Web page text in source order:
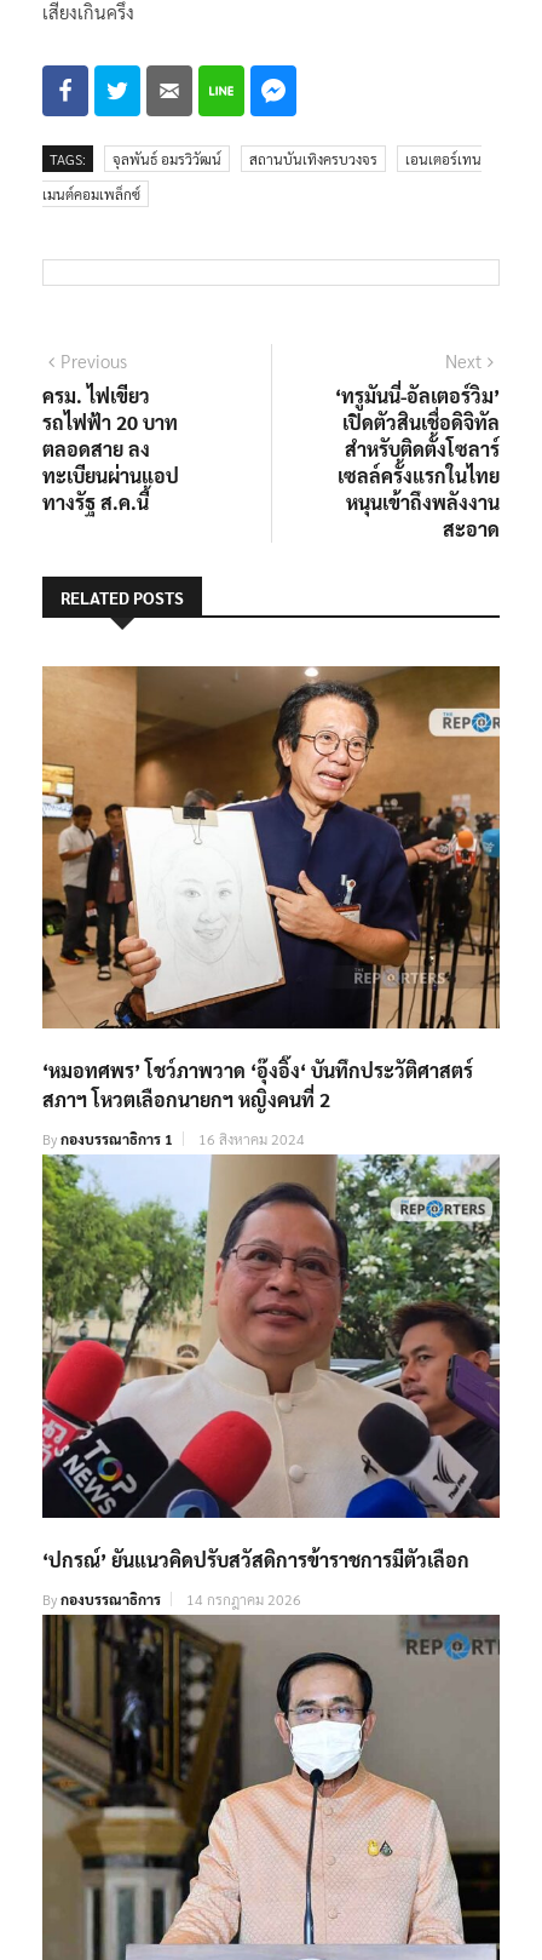
เสียงเกินครึ่ง
TAGS: จุลพันธ์ อมรวิวัฒน์ สถานบันเทิงครบวงจร
เอนเตอร์เทน
เมนต์คอมเพล็กซ์
แนะแนว
เรื่อง
Previous
post:
ครม. ไฟเขียว
รถไฟฟ้า 20 บาท
ตลอดสาย ลง
ทะเบียนผ่านแอป
ทางรัฐ ส.ค.นี้
Next
‘ทรูมันนี่-อัลเตอร์วิม’
เปิดตัวสินเชื่อดิจิทัล
สำหรับติดตั้งโซลาร์
เซลล์ครั้งแรกในไทย
หนุนเข้าถึงพลังงาน
สะอาด
RELATED POSTS
‘หมอทศพร’ โชว์ภาพวาด ‘อุ๊งอิ๊ง‘ บันทึกประวัติศาสตร์
สภาฯ โหวตเลือกนายกฯ หญิงคนที่ 2
Byกองบรรณาธิการ 1 16 สิงหาคม 2024
‘ปกรณ์’ ยันแนวคิดปรับสวัสดิการข้าราชการมีตัวเลือก
Byกองบรรณาธิการ 14 กรกฎาคม 2026